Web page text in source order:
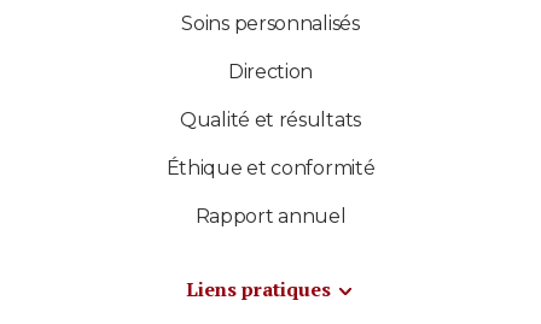
Soins personnalisés
Direction
Qualité et résultats
Éthique et conformité
Rapport annuel
Liens pratiques